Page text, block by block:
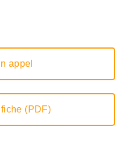
appel
(PDF)